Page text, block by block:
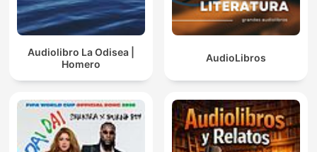
Audiolibro La Odisea |
Homero
AudioLibros